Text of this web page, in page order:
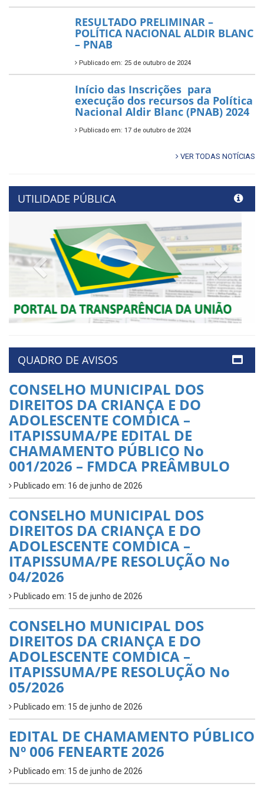
RESULTADO PRELIMINAR –
POLÍTICA NACIONAL ALDIR BLANC
– PNAB
Publicado em: 25 de outubro de 2024
Início das Inscrições para
execução dos recursos da Política
Nacional Aldir Blanc (PNAB) 2024
Publicado em: 17 de outubro de 2024
VER TODAS NOTÍCIAS
UTILIDADE PÚBLICA
Previous
QUADRO DE AVISOS
CONSELHO MUNICIPAL DOS
DIREITOS DA CRIANÇA E DO
ADOLESCENTE COMDICA –
ITAPISSUMA/PE EDITAL DE
CHAMAMENTO PÚBLICO No
001/2026 – FMDCA PREÂMBULO
Publicado em: 16 de junho de 2026
CONSELHO MUNICIPAL DOS
DIREITOS DA CRIANÇA E DO
ADOLESCENTE COMDICA –
ITAPISSUMA/PE RESOLUÇÃO No
04/2026
Publicado em: 15 de junho de 2026
CONSELHO MUNICIPAL DOS
DIREITOS DA CRIANÇA E DO
ADOLESCENTE COMDICA –
ITAPISSUMA/PE RESOLUÇÃO No
05/2026
Publicado em: 15 de junho de 2026
EDITAL DE CHAMAMENTO PÚBLICO
Nº 006 FENEARTE 2026
Publicado em: 15 de junho de 2026